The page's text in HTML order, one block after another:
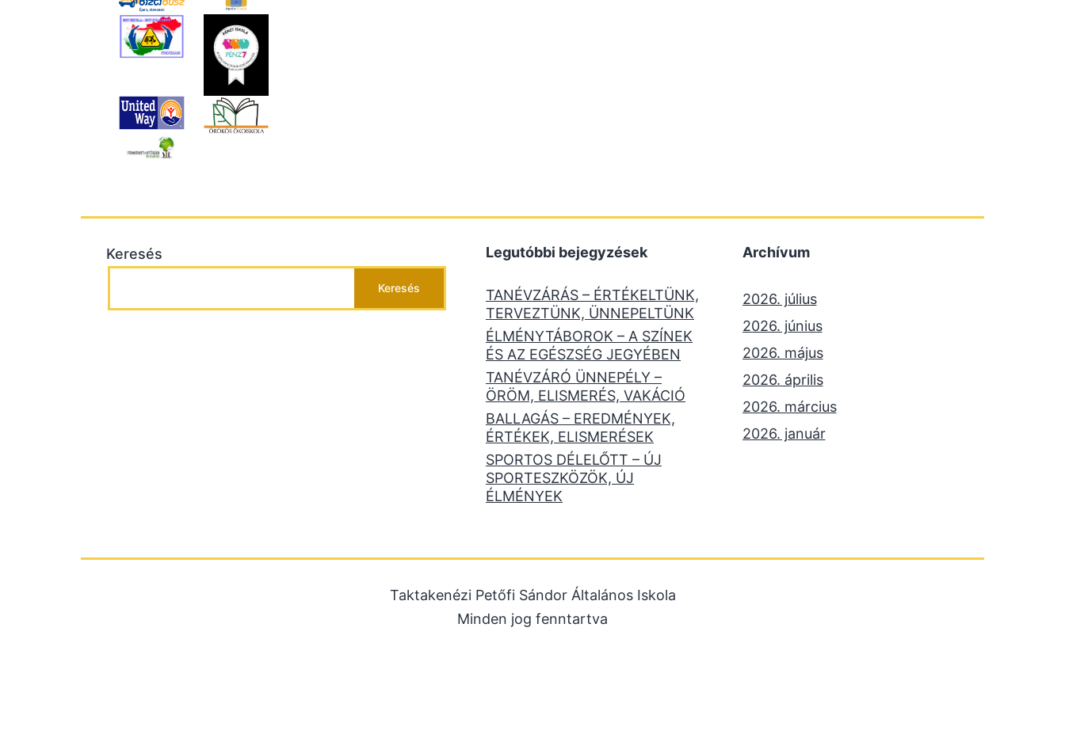
Keresés
Keresés
Legutóbbi bejegyzések
TANÉVZÁRÁS – ÉRTÉKELTÜNK,
TERVEZTÜNK, ÜNNEPELTÜNK
ÉLMÉNYTÁBOROK – A SZÍNEK
ÉS AZ EGÉSZSÉG JEGYÉBEN
TANÉVZÁRÓ ÜNNEPÉLY –
ÖRÖM, ELISMERÉS, VAKÁCIÓ
BALLAGÁS – EREDMÉNYEK,
ÉRTÉKEK, ELISMERÉSEK
SPORTOS DÉLELŐTT – ÚJ
SPORTESZKÖZÖK, ÚJ
ÉLMÉNYEK
Archívum
2026. július
2026. június
2026. május
2026. április
2026. március
2026. január
Taktakenézi Petőfi Sándor Általános Iskola
Minden jog fenntartva